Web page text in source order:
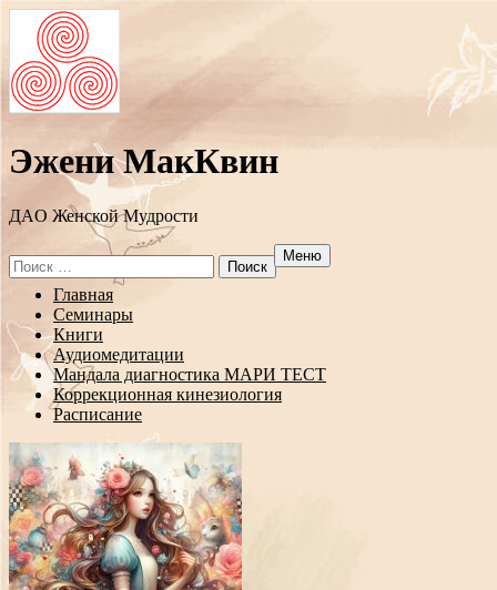
Эжени МакКвин
ДAO Женской Мудрости
Search
for:
Меню
Перейти
содержанию
Главная
Семинары
Книги
Аудиомедитации
Мандала диагностика МАРИ ТЕСТ
Коррекционная кинезиология
Расписание